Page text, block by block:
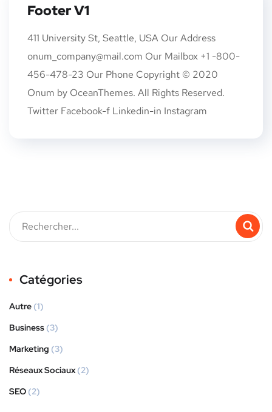
Footer V1
411 University St, Seattle, USA Our Address
onum_company@mail.com Our Mailbox +1 -800-
456-478-23 Our Phone Copyright © 2020
Onum by OceanThemes. All Rights Reserved.
Twitter Facebook-f Linkedin-in Instagram
Catégories
Autre (1)
Business (3)
Marketing (3)
Réseaux Sociaux (2)
SEO (2)